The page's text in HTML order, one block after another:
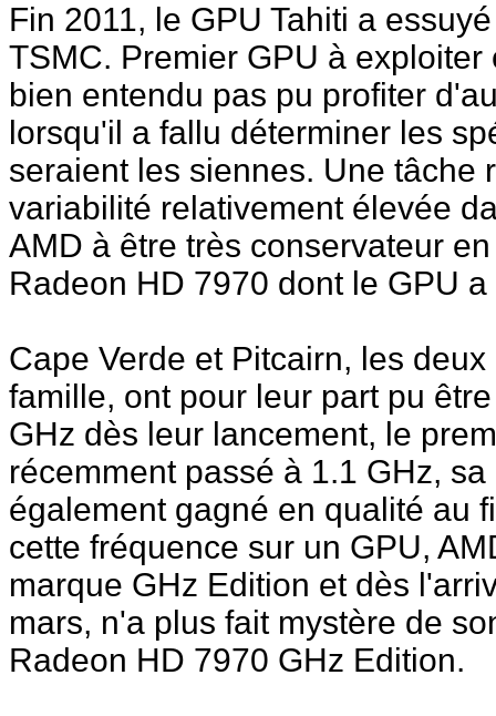
Fin 2011, le GPU Tahiti a
TSMC. Premier GPU à
bien entendu pas pu profiter
lorsqu'il a fallu déterminer les
seraient les siennes. Une tâche
variabilité relativement élevée
AMD à être très conservateur
Radeon HD 7970 dont le GPU
Cape Verde et Pitcairn, les
famille, ont pour leur part pu
GHz dès leur lancement, le
récemment passé à 1.1 GHz,
également gagné en qualité au
cette fréquence sur un GPU,
marque GHz Edition et dès
mars, n'a plus fait mystère de
Radeon HD 7970 GHz Edition.